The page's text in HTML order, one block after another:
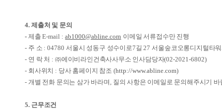
4. 제출처 및 문의
- 제출E-mail :ab1000@abline.com 이메일 서류접수만 진행
- 주 소 : 04780서울시 성동구 성수이로7길27서울숲코오롱디지털타워
- 연 락 처 : ㈜에이비라인건축사사무소 인사담당자(02-2021-6802)
- 회사위치 : 당사 홈페이지 참조 (http://www.abline.com)
- 개별 전화 문의는 삼가 바라며 , 질의 사항은 이메일로 문의해주시기 바
5. 근무조건